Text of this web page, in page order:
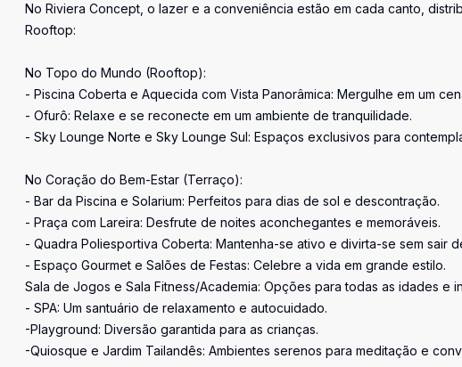
No Riviera Concept, o lazer e a conveniência estão em cada canto,
Rooftop:
No Topo do Mundo (Rooftop):
- Piscina Coberta e Aquecida com Vista Panorâmica: Mergulhe em um
- Ofurô: Relaxe e se reconecte em um ambiente de tranquilidade.
- Sky Lounge Norte e Sky Lounge Sul: Espaços exclusivos para
No Coração do Bem-Estar (Terraço):
- Bar da Piscina e Solarium: Perfeitos para dias de sol e descontração.
- Praça com Lareira: Desfrute de noites aconchegantes e memoráveis.
- Quadra Poliesportiva Coberta: Mantenha-se ativo e divirta-se sem sair
- Espaço Gourmet e Salões de Festas: Celebre a vida em grande estilo.
Sala de Jogos e Sala Fitness/Academia: Opções para todas as idades e
- SPA: Um santuário de relaxamento e autocuidado.
-Playground: Diversão garantida para as crianças.
-Quiosque e Jardim Tailandês: Ambientes serenos para meditação e